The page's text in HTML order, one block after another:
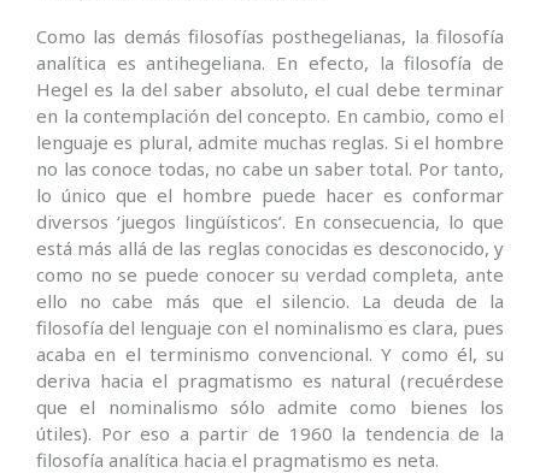
Como las demás filosofías posthegelianas, la filosofía
analítica es antihegeliana. En efecto, la filosofía de
Hegel es la del saber absoluto, el cual debe terminar
en la contemplación del concepto. En cambio, como el
lenguaje es plural, admite muchas reglas. Si el hombre
no las conoce todas, no cabe un saber total. Por tanto,
lo único que el hombre puede hacer es conformar
diversos ‘juegos lingüísticos’. En consecuencia, lo que
está más allá de las reglas conocidas es desconocido, y
como no se puede conocer su verdad completa, ante
ello no cabe más que el silencio. La deuda de la
filosofía del lenguaje con el nominalismo es clara, pues
acaba en el terminismo convencional. Y como él, su
deriva hacia el pragmatismo es natural (recuérdese
que el nominalismo sólo admite como bienes los
útiles). Por eso a partir de 1960 la tendencia de la
filosofía analítica hacia el pragmatismo es neta.